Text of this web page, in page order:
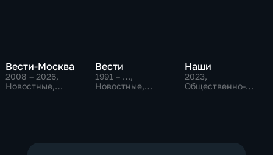
Вести-Москва
2008 – 2026,
Новостные,
Вести
1991 – …,
Новостные,
Наши
2023,
Общественно-